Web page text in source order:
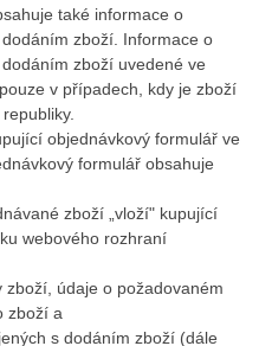
také informace o
zboží. Informace o
zboží uvedené ve
v případech, kdy je zboží
objednávkový formulář ve
formulář obsahuje
zboží „vloží" kupující
webového rozhraní
údaje o požadovaném
zboží a
s dodáním zboží (dále